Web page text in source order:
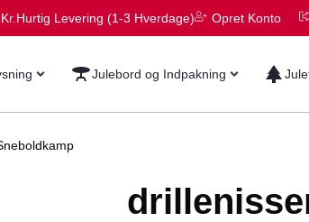
Hurtig Levering (1-3 Hverdage) Opret Konto
Julebord og Indpakning